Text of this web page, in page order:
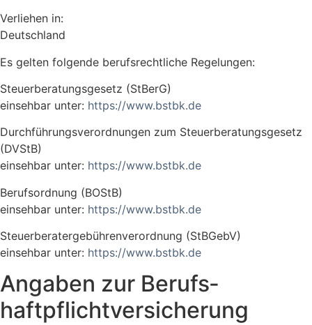
Verliehen in:
Deutschland
Es gelten folgende berufsrechtliche Regelungen:
Steuerberatungsgesetz (StBerG)
einsehbar unter: https://www.bstbk.de
Durchführungsverordnungen zum Steuerberatungsgesetz
(DVStB)
einsehbar unter: https://www.bstbk.de
Berufsordnung (BOStB)
einsehbar unter: https://www.bstbk.de
Steuerberatergebührenverordnung (StBGebV)
einsehbar unter: https://www.bstbk.de
Angaben zur Berufs­
haftpflicht­versicherung